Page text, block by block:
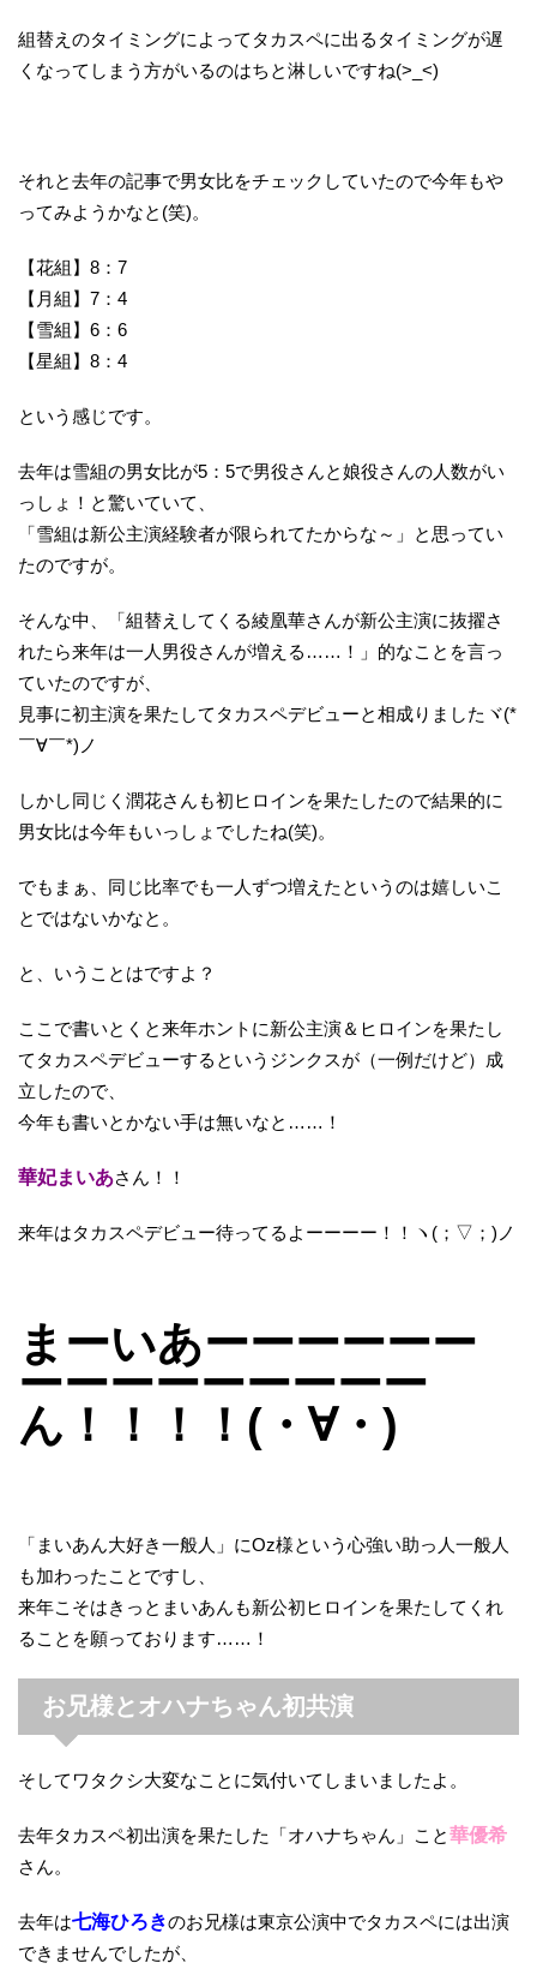
組替えのタイミングによってタカスペに出るタイミングが遅
くなってしまう方がいるのはちと淋しいですね(>_<)
それと去年の記事で男女比をチェックしていたので今年もや
ってみようかなと(笑)。
【花組】8：7
【月組】7：4
【雪組】6：6
【星組】8：4
という感じです。
去年は雪組の男女比が5：5で男役さんと娘役さんの人数がい
っしょ！と驚いていて、
「雪組は新公主演経験者が限られてたからな～」と思ってい
たのですが。
そんな中、「組替えしてくる綾凰華さんが新公主演に抜擢さ
れたら来年は一人男役さんが増える……！」的なことを言っ
ていたのですが、
見事に初主演を果たしてタカスペデビューと相成りましたヾ(*
￣∀￣*)ノ
しかし同じく潤花さんも初ヒロインを果たしたので結果的に
男女比は今年もいっしょでしたね(笑)。
でもまぁ、同じ比率でも一人ずつ増えたというのは嬉しいこ
とではないかなと。
と、いうことはですよ？
ここで書いとくと来年ホントに新公主演＆ヒロインを果たし
てタカスペデビューするというジンクスが（一例だけど）成
立したので、
今年も書いとかない手は無いなと……！
華妃まいあさん！！
来年はタカスペデビュー待ってるよーーーー！！ヽ(；▽；)ノ
まーいあーーーーーー
ーーーーーーーーー
ん！！！！(・∀・)
「まいあん大好き一般人」にOz様という心強い助っ人一般人
も加わったことですし、
来年こそはきっとまいあんも新公初ヒロインを果たしてくれ
ることを願っております……！
お兄様とオハナちゃん初共演
そしてワタクシ大変なことに気付いてしまいましたよ。
去年タカスペ初出演を果たした「オハナちゃん」こと華優希
さん。
去年は七海ひろきのお兄様は東京公演中でタカスペには出演
できませんでしたが、